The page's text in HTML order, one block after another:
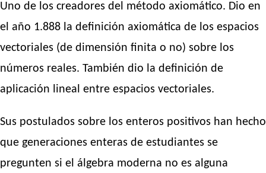
Uno de los creadores del método axiomático. Dio en
el año 1.888 la definición axiomática de los espacios
vectoriales (de dimensión finita o no) sobre los
números reales. También dio la definición de
aplicación lineal entre espacios vectoriales.
Sus postulados sobre los enteros positivos han hecho
que generaciones enteras de estudiantes se
pregunten si el álgebra moderna no es alguna